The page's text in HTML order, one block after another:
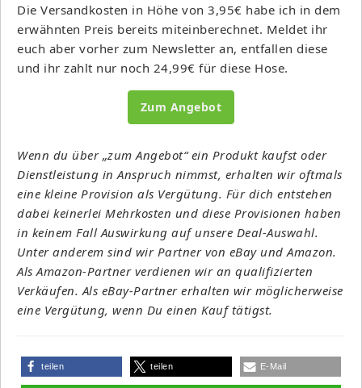
Die Versandkosten in Höhe von 3,95€ habe ich in dem
erwähnten Preis bereits miteinberechnet. Meldet ihr
euch aber vorher zum Newsletter an, entfallen diese
und ihr zahlt nur noch 24,99€ für diese Hose.
Zum Angebot
Wenn du über „zum Angebot“ ein Produkt kaufst oder
Dienstleistung in Anspruch nimmst, erhalten wir oftmals
eine kleine Provision als Vergütung. Für dich entstehen
dabei keinerlei Mehrkosten und diese Provisionen haben
in keinem Fall Auswirkung auf unsere Deal-Auswahl.
Unter anderem sind wir Partner von eBay und Amazon.
Als Amazon-Partner verdienen wir an qualifizierten
Verkäufen. Als eBay-Partner erhalten wir möglicherweise
eine Vergütung, wenn Du einen Kauf tätigst.
teilen teilen E-Mail